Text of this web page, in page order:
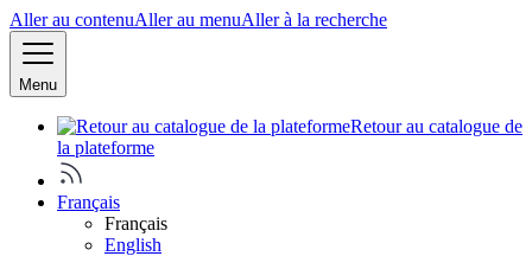
Aller au contenuAller au menuAller à la recherche
Menu
Retour au catalogue de
la plateforme
Français
Français
English